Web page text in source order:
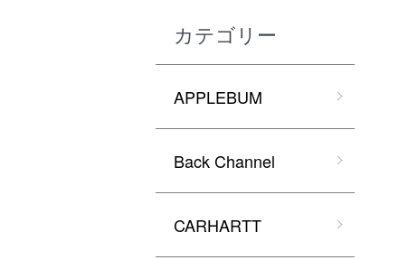
カテゴリー
APPLEBUM
Back Channel
CARHARTT